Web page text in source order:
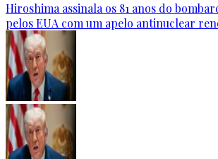
Hiroshima assinala os 81 anos do
pelos EUA com um apelo antinuclear